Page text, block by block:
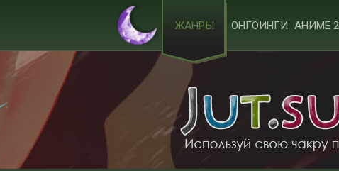
ЖАНРЫ ОНГОИНГИ АНИМЕ